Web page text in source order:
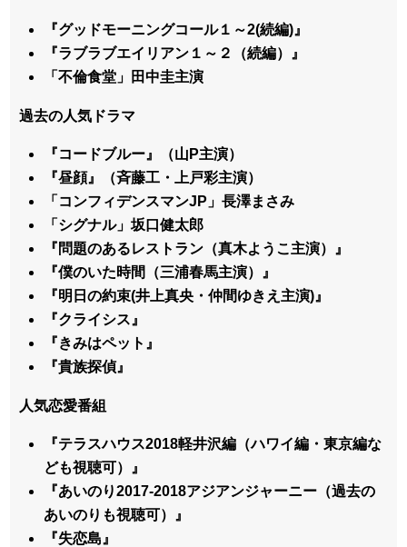
『グッドモーニングコール１～2(続編)』
『ラブラブエイリアン１～２（続編）』
「不倫食堂」田中圭主演
過去の人気ドラマ
『コードブルー』（山P主演）
『昼顔』（斉藤工・上戸彩主演）
「コンフィデンスマンJP」長澤まさみ
「シグナル」坂口健太郎
『問題のあるレストラン（真木ようこ主演）』
『僕のいた時間（三浦春馬主演）』
『明日の約束(井上真央・仲間ゆきえ主演)』
『クライシス』
『きみはペット』
『貴族探偵』
人気恋愛番組
『テラスハウス2018軽井沢編（ハワイ編・東京編な
ども視聴可）』
『あいのり2017-2018アジアンジャーニー（過去の
あいのりも視聴可）』
『失恋島』